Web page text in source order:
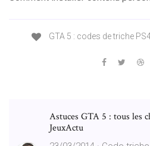
GTA 5 : codes de triche
Astuces GTA 5 : tous les
JeuxActu